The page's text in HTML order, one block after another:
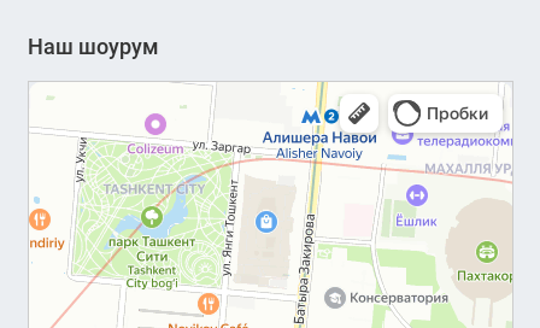
Наш шоурум